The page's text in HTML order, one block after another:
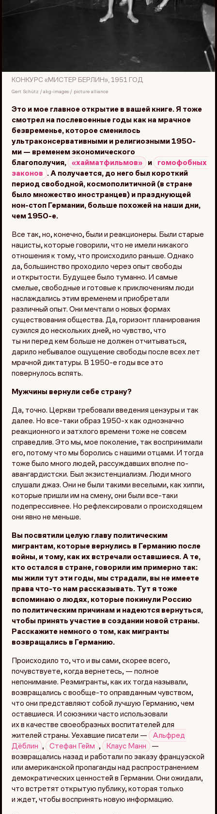
КОНКУРС «МИСТЕР БЕРЛИН», 1951 ГОД
Gert Schütz / akg-images / picture alliance
Это и мое главное открытие в вашей книге. Я тоже
смотрел на послевоенные годы как на мрачное
безвременье, которое сменилось
ультраконсервативными и религиозными 1950-
ми — временем экономического
благополучия,
«хайматфильмов» и
гомофобных
законов
. А получается, до него был короткий
период свободной, космополитичной (в стране
было множество иностранцев) и празднующей
нон-стоп Германии, больше похожей на наши дни,
чем 1950-е.
Все так, но, конечно, были и реакционеры. Были старые
нацисты, которые говорили, что не имели никакого
отношения к тому, что происходило раньше. Однако
да, большинство проходило через опыт свободы
и открытости. Будущее было туманно. И самые
смелые, свободные и готовые к приключениям люди
наслаждались этим временем и приобретали
различный опыт. Они мечтали о новых формах
существования общества. Да, горизонт планирования
сузился до нескольких дней, но чувство, что
ты ни перед кем больше не должен отчитываться,
дарило небывалое ощущение свободы после всех лет
мрачной диктатуры. В 1950-е годы все это
повернулось вспять.
Мужчины вернули себе страну?
Да, точно. Церкви требовали введения цензуры и так
далее. Но все-таки образ 1950-х как однозначно
реакционного и затхлого времени тоже не совсем
справедлив. Это мы, мое поколение, так воспринимали
его, потому что мы боролись с нашими отцами. И тогда
тоже было много людей, рассуждавших вполне по-
авангардистски. Был экзистенциализм. Люди много
слушали джаз. Они не были такими веселыми, как хиппи,
которые пришли им на смену, они были все-таки
подепрессивнее. Но рефлексировали о происходящем
они явно не меньше.
Вы посвятили целую главу политическим
мигрантам, которые вернулись в Германию после
войны, и тому, как их встречали оставшиеся. А те,
кто остался в стране, говорили им примерно так:
мы жили тут эти годы, мы страдали, вы не имеете
права что-то нам рассказывать. Тут я тоже
вспоминаю о людях, которые покинули Россию
по политическим причинам и надеются вернуться,
чтобы принять участие в создании новой страны.
Расскажите немного о том, как мигранты
возвращались в Германию.
Происходило то, что и вы сами, скорее всего,
почувствуете, когда вернетесь, — полное
непонимание. Реэмигранты, как их тогда называли,
возвращались с вообще-то оправданным чувством,
что они представляют собой лучшую Германию, чем
оставшиеся. И союзники часто использовали
их в качестве своеобразных воспитателей для
жителей страны. Уехавшие писатели —
Альфред
Дёблин
, Стефан Гейм , Клаус Манн
—
возвращались назад и работали по заказу французской
или американской пропаганды над распространением
демократических ценностей в Германии. Они ожидали,
что встретят открытую публику, которая только
и ждет, чтобы воспринять новую информацию.